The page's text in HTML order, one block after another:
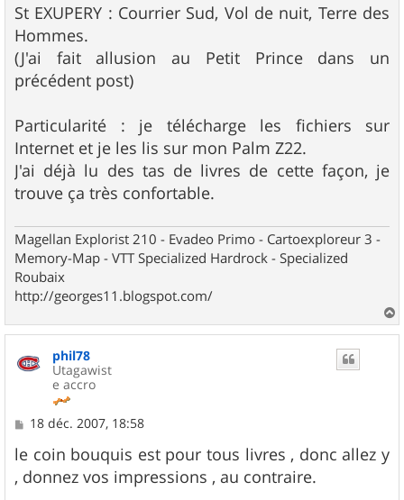
s
s
a
g
e
St EXUPERY : Courrier Sud, Vol de nuit, Terre des
Hommes.
(J'ai fait allusion au Petit Prince dans un
précédent post)
Particularité : je télécharge les fichiers sur
Internet et je les lis sur mon Palm Z22.
J'ai déjà lu des tas de livres de cette façon, je
trouve ça très confortable.
Magellan Explorist 210 - Evadeo Primo - Cartoexploreur 3 -
Memory-Map - VTT Specialized Hardrock - Specialized
Roubaix
http://georges11.blogspot.com/
a
phil78
Utagawist
e accro
M
s
s
a
18 déc. 2007, 18:58
le coin bouquis est pour tous livres , donc allez y
, donnez vos impressions , au contraire.